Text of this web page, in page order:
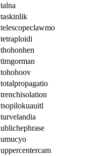
talna
taskinlik
telescopeclawmo
tetraploidi
thohonhen
timgorman
tohohoov
totalpropagatio
trenchisolation
tsopilokuauitl
turvelandia
ublichephrase
umucyo
uppercentercam